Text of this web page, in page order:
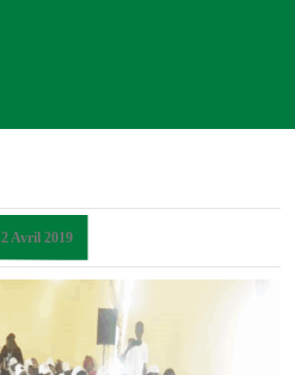
2 Avril 2019